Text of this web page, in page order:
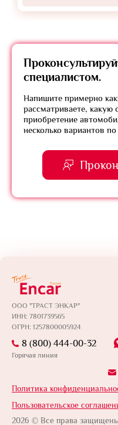
специалистом.
Напишите примерно
рассматриваете,
приобретение
несколько вариантов
ООО "ТРАСТ ЭНКАР"
ИНН: 7801739565
ОГРН: 1257800005924
Политика
Пользовательское
2026 © Все права
8 (800) 444-00-32
Горячая линия